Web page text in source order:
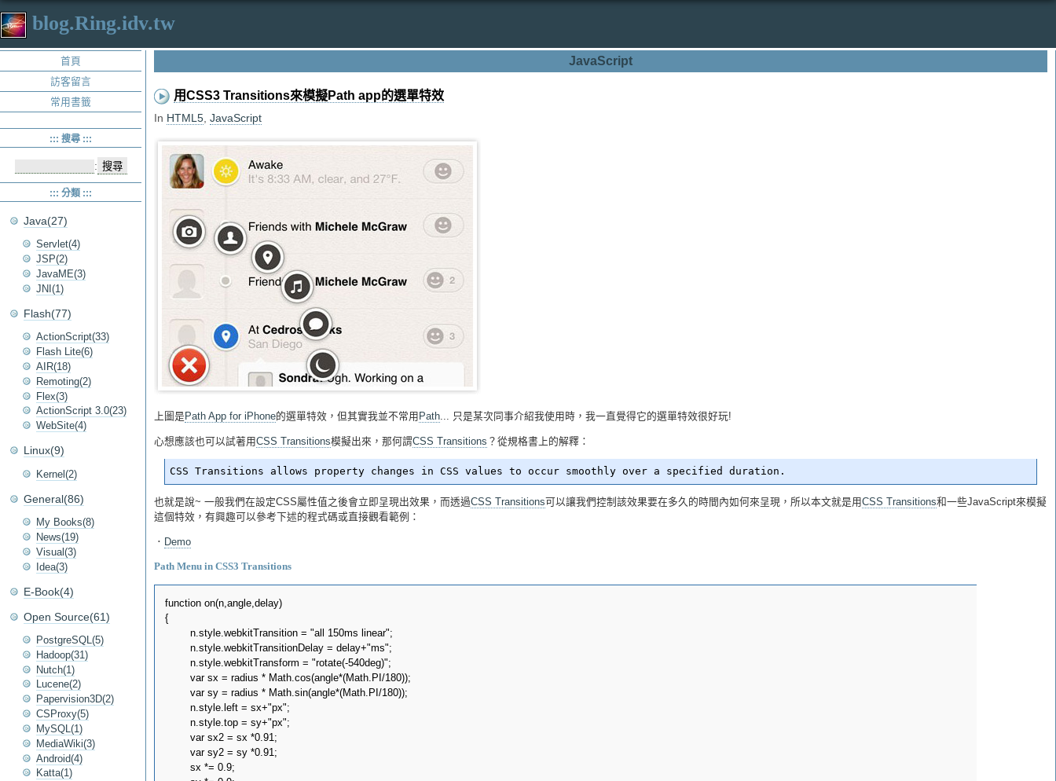
blog.Ring.idv.tw
JavaScript
用CSS3 Transitions來模擬Path app的選單特效
In HTML5 JavaScript
上圖是 Path App for iPhone的選單特效，但其實我並不常用 Path... 只是某次同事介紹我使用時，我一直覺得它的選單特效很好玩!
心想應該也可以試著用CSS Transitions模擬出來，那何謂CSS Transitions ？從規格書上的解釋：
也就是說~ 一般我們在設定CSS屬性值之後會立即呈現出效果，而透過CSS Transitions可以讓我們控制該效果要在多久的時間內如何來呈現，所以本文就是用CSS Transitions和一些JavaScript來模擬
這個特效，有興趣可以參考下述的程式碼或直接觀看範例：
． Demo
Path Menu in CSS3 Transitions
function on(n,angle,delay)
{
首頁
訪客留言
常用書籤
::: 搜尋 :::
:
::: 分類 :::
Java(27)
Servlet(4)
JSP(2)
JavaME(3)
JNI(1)
Flash(77)
ActionScript(33)
Flash Lite(6)
AIR(18)
Remoting(2)
Flex(3)
ActionScript 3.0(23)
WebSite(4)
Linux(9)
Kernel(2)
General(86)
My Books(8)
News(19)
Visual(3)
Idea(3)
E-Book(4)
Open Source(61)
PostgreSQL(5)
Hadoop(31)
Nutch(1)
Lucene(2)
Papervision3D(2)
CSProxy(5)
MySQL(1)
MediaWiki(3)
Android(4)
Katta(1)